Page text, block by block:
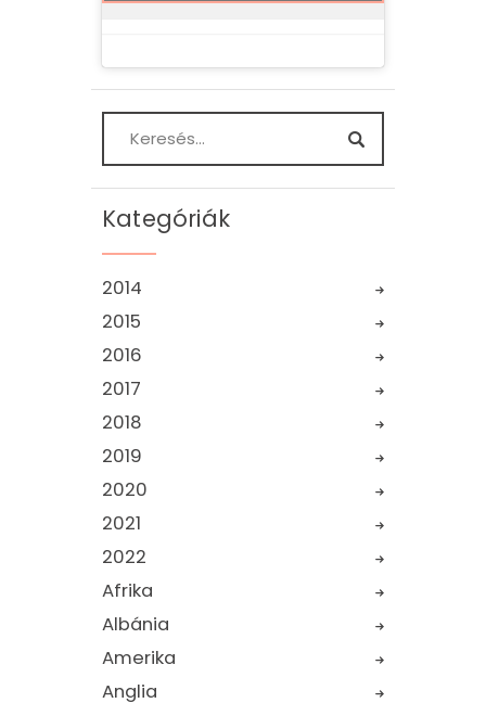
Kategóriák
2014
2015
2016
2017
2018
2019
2020
2021
2022
Afrika
Albánia
Amerika
Anglia